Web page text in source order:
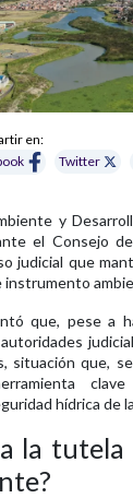
en:
Twitter
y
el Consejo
judicial que
instrumento
que, pese a
situación que,
hídrica de
la